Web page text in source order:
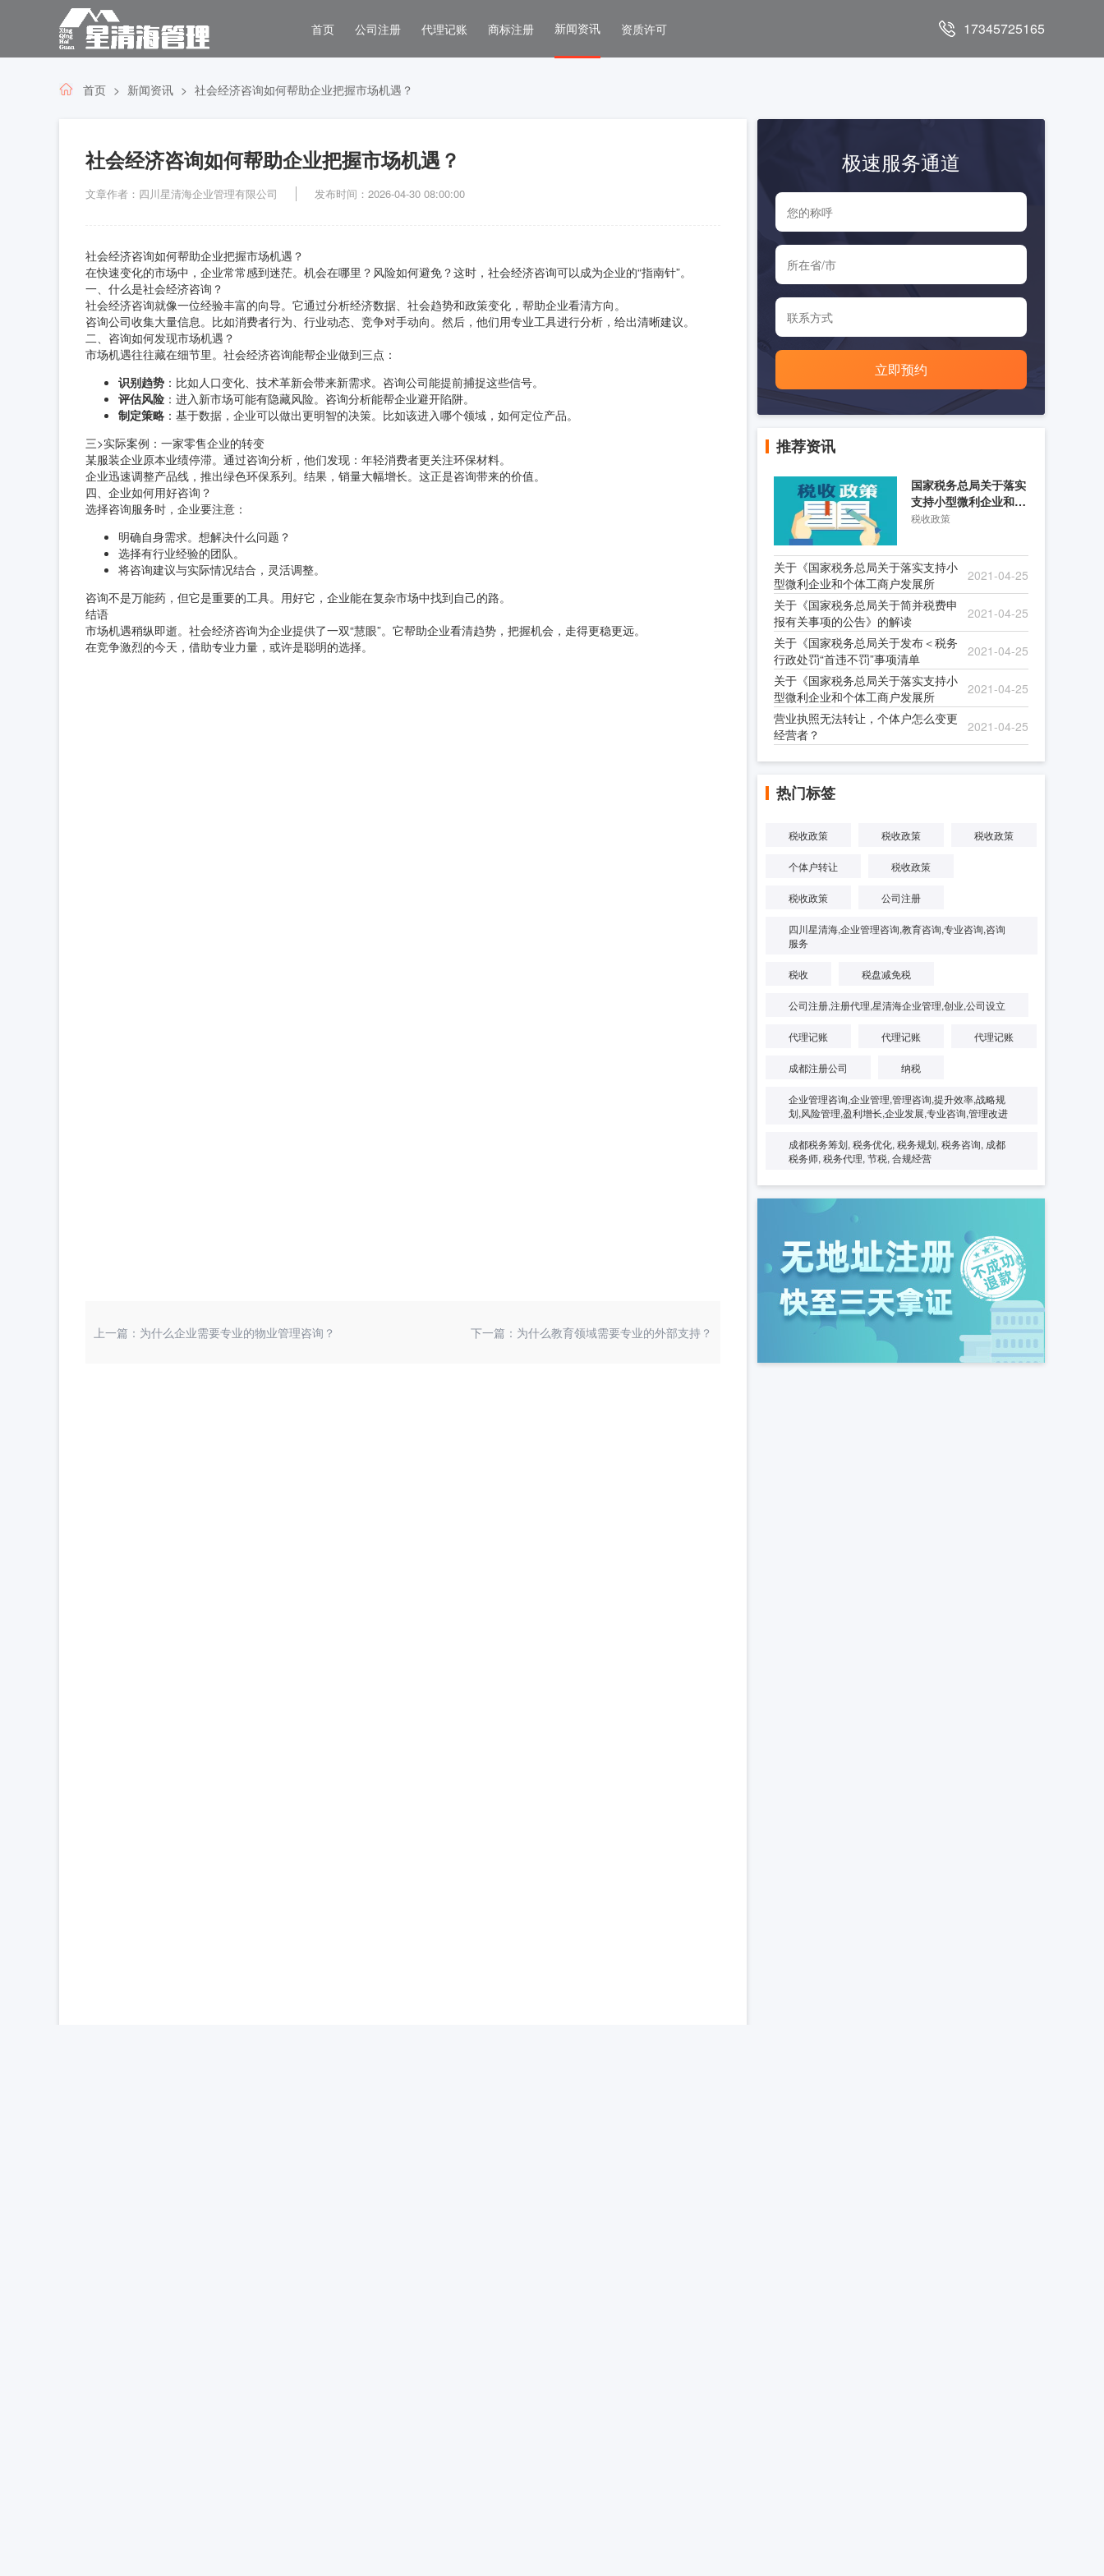
首页 公司注册 代理记账 商标注册 新闻资讯 资质许可 17345725165
首页 新闻资讯 社会经济咨询如何帮助企业把握市场机遇？
社会经济咨询如何帮助企业把握市场机遇？
文章作者：四川星清海企业管理有限公司 发布时间：2026-04-30 08:00:00
社会经济咨询如何帮助企业把握市场机遇？
在快速变化的市场中，企业常常感到迷茫。机会在哪里？风险如何避免？这时，社会经济咨询可以成为企业的“指南针”。
一、什么是社会经济咨询？
社会经济咨询就像一位经验丰富的向导。它通过分析经济数据、社会趋势和政策变化，帮助企业看清方向。
咨询公司收集大量信息。比如消费者行为、行业动态、竞争对手动向。然后，他们用专业工具进行分析，给出清晰建议。
二、咨询如何发现市场机遇？
市场机遇往往藏在细节里。社会经济咨询能帮企业做到三点：
识别趋势 ：比如人口变化、技术革新会带来新需求。咨询公司能提前捕捉这些信号。
评估风险 ：进入新市场可能有隐藏风险。咨询分析能帮企业避开陷阱。
制定策略 ：基于数据，企业可以做出更明智的决策。比如该进入哪个领域，如何定位产品。
三>实际案例：一家零售企业的转变
某服装企业原本业绩停滞。通过咨询分析，他们发现：年轻消费者更关注环保材料。
企业迅速调整产品线，推出绿色环保系列。结果，销量大幅增长。这正是咨询带来的价值。
四、企业如何用好咨询？
选择咨询服务时，企业要注意：
明确自身需求。想解决什么问题？
选择有行业经验的团队。
将咨询建议与实际情况结合，灵活调整。
咨询不是万能药，但它是重要的工具。用好它，企业能在复杂市场中找到自己的路。
结语
市场机遇稍纵即逝。社会经济咨询为企业提供了一双“慧眼”。它帮助企业看清趋势，把握机会，走得更稳更远。
在竞争激烈的今天，借助专业力量，或许是聪明的选择。
上一篇：为什么企业需要专业的物业管理咨询？ 下一篇：为什么教育领域需要专业的外部支持？
极速服务通道
立即预约
推荐资讯
国家税务总局关于落实
支持小型微利企业和个
体工商户发展所得税优
税收政策
关于《国家税务总局关于落实支持小
型微利企业和个体工商户发展所
2021-04-25
关于《国家税务总局关于简并税费申
报有关事项的公告》的解读
2021-04-25
关于《国家税务总局关于发布＜税务
行政处罚“首违不罚”事项清单
2021-04-25
关于《国家税务总局关于落实支持小
型微利企业和个体工商户发展所
2021-04-25
营业执照无法转让，个体户怎么变更
经营者？
2021-04-25
热门标签
税收政策 税收政策 税收政策
个体户转让 税收政策
税收政策 公司注册
四川星清海,企业管理咨询,教育咨询,专业咨询,咨询
服务
税收 税盘减免税
公司注册,注册代理,星清海企业管理,创业,公司设立
代理记账 代理记账 代理记账
成都注册公司 纳税
企业管理咨询,企业管理,管理咨询,提升效率,战略规
划,风险管理,盈利增长,企业发展,专业咨询,管理改进
成都税务筹划, 税务优化, 税务规划, 税务咨询, 成都
税务师, 税务代理, 节税, 合规经营